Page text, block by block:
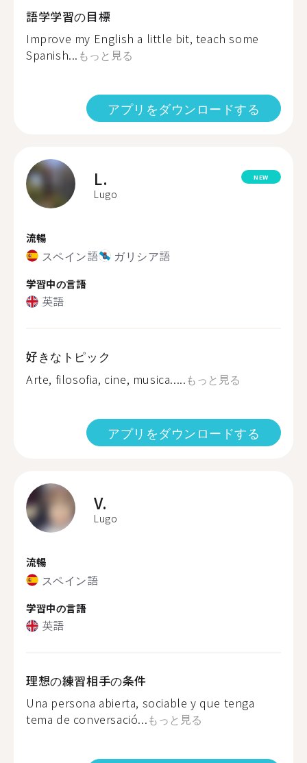
語学学習の目標
Improve my English a little bit, teach some
Spanish... もっと見る
アプリをダウンロードする
L.
Lugo
NEW
流暢
スペイン語 ガリシア語
学習中の言語
英語
好きなトピック
Arte, filosofia, cine, musica.....もっと見る
アプリをダウンロードする
V.
Lugo
流暢
スペイン語
学習中の言語
英語
理想の練習相手の条件
Una persona abierta, sociable y que tenga
tema de conversació...もっと見る